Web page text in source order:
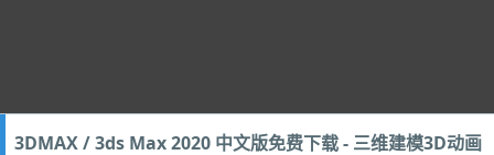
3DMAX / 3ds Max 2020 中文版免费下载 - 三维建模3D动画